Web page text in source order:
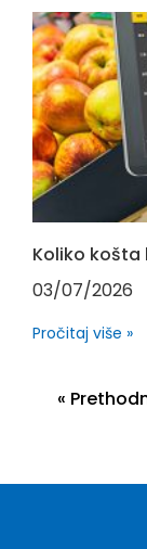
Koliko košta
03/07/2026
Pročitaj više »
«